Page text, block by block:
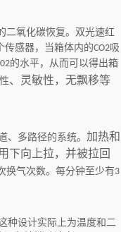
二氧化碳恢复。双光速红
传感器，当箱体内的CO2吸
的水平，从而可以得出箱
性、灵敏性，无飘移等
多路径的系统。 加热和
下向上拉，并被拉回
换气次数。每分钟至少有3
种设计实际上为温度和二